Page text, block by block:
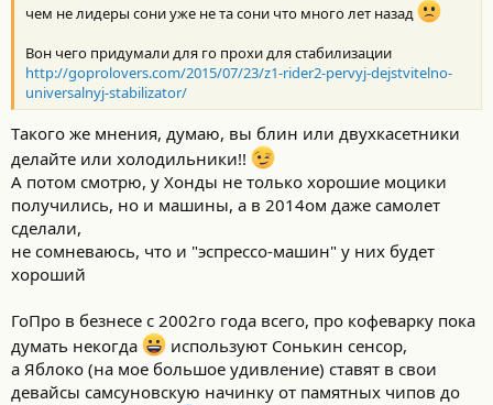
чем не лидеры сони уже не та сони что много лет назад
Вон чего придумали для го прохи для стабилизации
http://goprolovers.com/2015/07/23/z1-rider2-pervyj-dejstvitelno-
universalnyj-stabilizator/
Tакого же мнения, думаю, вы блин или двухкасетники
делайте или холодильники!!
А потом смотрю, у Хонды не только хорошие моцики
получились, но и машины, а в 2014ом даже самолет
сделали,
не сомневаюсь, что и "эспрессо-машин" у них будет
хороший
ГоПро в безнесе с 2002го года всего, про кофеварку пока
думать некогда
используют Сонькин сенсор,
а Яблоко (на мое большое удивление) ставят в свои
девайсы самсуновскую начинку от памятных чипов до